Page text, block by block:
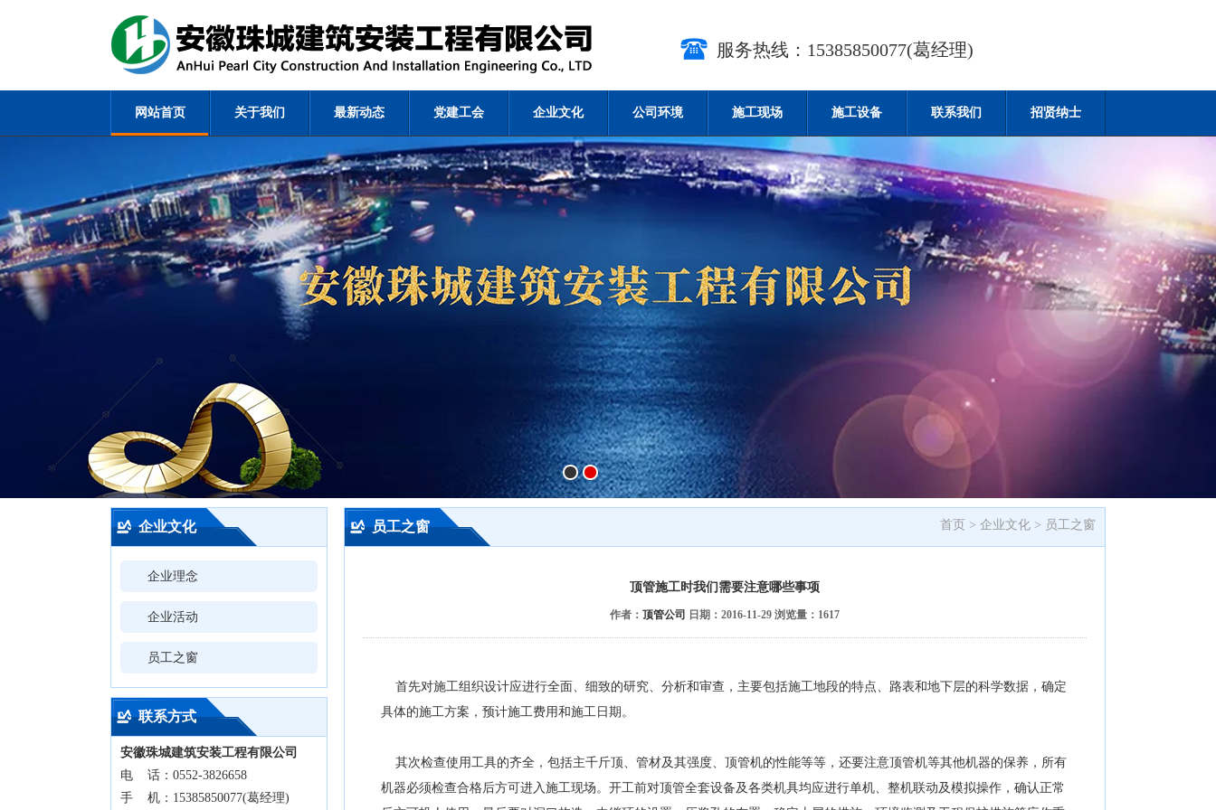
服务热线：15385850077(葛经理)
网站首页 关于我们 最新动态 党建工会 企业文化 公司环境 施工现场 施工设备 联系我们 招贤纳士
企业文化
企业理念
企业活动
员工之窗
联系方式
安徽珠城建筑安装工程有限公司
电 话：0552-3826658
手 机：15385850077(葛经理)
员工之窗 首页 > 企业文化 > 员工之窗
顶管施工时我们需要注意哪些事项
作者： 顶管公司 日期：2016-11-29 浏览量： 1617
首先对施工组织设计应进行全面、细致的研究、分析和审查，主要包括施工地段的特点、路表和地下层的科学数据，确定
具体的施工方案，预计施工费用和施工日期。
其次检查使用工具的齐全，包括主千斤顶、管材及其强度、顶管机的性能等等，还要注意顶管机等其他机器的保养，所有
机器必须检查合格后方可进入施工现场。开工前对顶管全套设备及各类机具均应进行单机、整机联动及模拟操作，确认正常